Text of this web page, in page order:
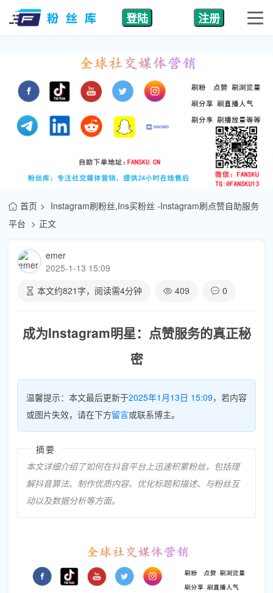
登陆 注册
首页
Instagram刷粉丝,Ins买粉丝 -Instagram刷点赞自助服务
平台
正文
emer
2025-1-13 15:09
本文约821 字，阅读需4分钟 409 0
成为Instagram明星：点赞服务的真正秘
密
温馨提示：本文最后更新于2025年1月13日 15:09，若内容
或图片失效，请在下方留言或联系博主。
摘要
本文详细介绍了如何在抖音平台上迅速积累粉丝，包括理
解抖音算法、制作优质内容、优化标题和描述、与粉丝互
动以及数据分析等方面。